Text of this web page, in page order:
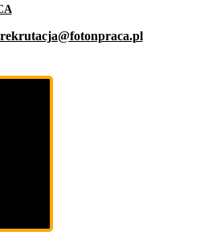
rekrutacja@fotonpraca.pl